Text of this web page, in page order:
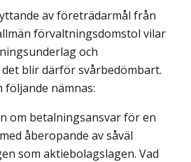
av företrädarmål från
förvaltningsdomstol vilar
och
blir därför svårbedömbart.
nämnas:
om betalningsansvar för en
åberopande av såväl
som aktiebolagslagen. Vad